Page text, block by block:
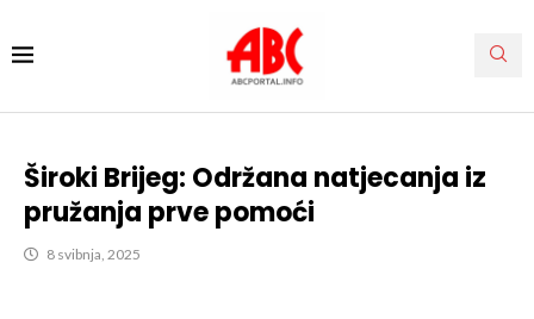
Široki Brijeg: Održana natjecanja iz
pružanja prve pomoći
8 svibnja, 2025